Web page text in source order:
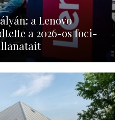
a Lenovo
a 2026-os foci-